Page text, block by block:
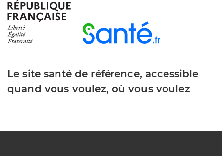
Le site santé de référence, accessible
quand vous voulez, où vous voulez